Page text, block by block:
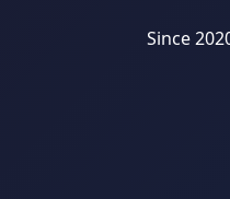
Since